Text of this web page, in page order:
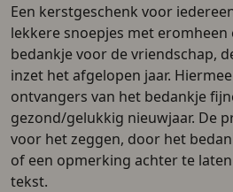
Een kerstgeschenk voor
lekkere snoepjes met eromheen
bedankje voor de vriendschap,
inzet het afgelopen jaar.
ontvangers van het bedankje
gezond/gelukkig nieuwjaar. De
voor het zeggen, door het
of een opmerking achter te
tekst.